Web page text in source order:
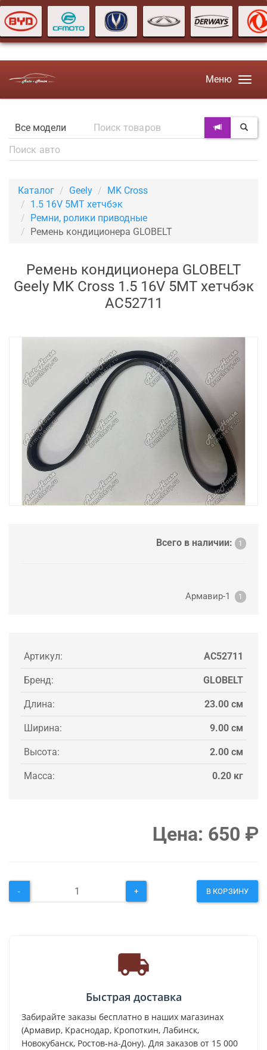
Меню
Каталог Geely
MK Cross
1.5 16V 5MT хетчбэк
Ремни, ролики приводные
Ремень кондиционера GLOBELT
Ремень кондиционера GLOBELT
Geely MK Cross 1.5 16V 5MT хетчбэк
AC52711
Всего в наличии: 1
Армавир-1 1
Артикул: AC52711
Бренд: GLOBELT
Длина: 23.00 см
Ширина: 9.00 см
Высота: 2.00 см
Масса: 0.20 кг
Цена: 650 ₽
- + В КОРЗИНУ
Быстрая доставка
Забирайте заказы бесплатно в наших магазинах
(Армавир, Краснодар, Кропоткин, Лабинск,
Новокубанск, Ростов-на-Дону). Для заказов от 15 000